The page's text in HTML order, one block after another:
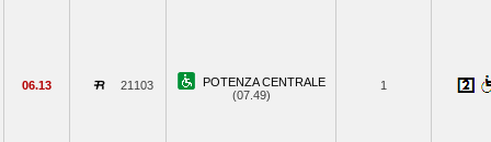
06.13 21103
POTENZA CENTRALE
(07.49)
1